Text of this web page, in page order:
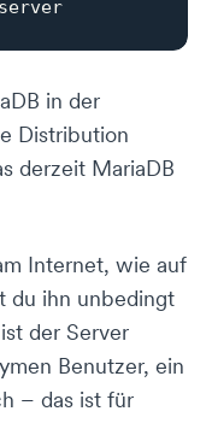
in der
Distribution
derzeit MariaDB
Internet, wie auf
du ihn unbedingt
der Server
Benutzer, ein
– das ist für